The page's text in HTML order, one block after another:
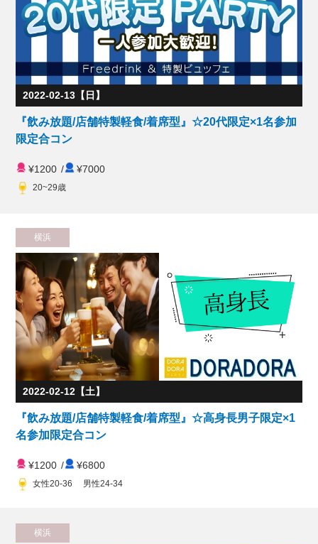
2022-02-13【日】
『飲み放題/店舗特製軽食/着席型』☆20代限定×1名参加
限定合コン
¥1200 / ¥7000
20~29歳
横浜
2022-02-12【土】
『飲み放題/店舗特製軽食/着席型』☆高身長男子限定×1
名参加限定合コン
¥1200 / ¥6800
女性20-36 男性24-34
横浜